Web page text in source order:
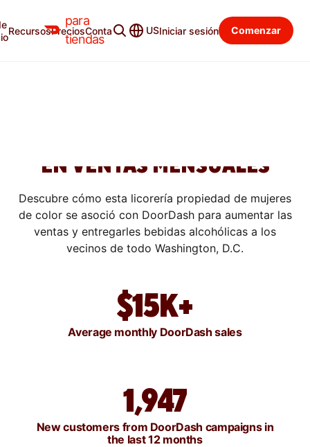
para
tiendas
RecursosPreciosContacto USIniciar sesión Comenzar
SUCCESS STORIES
EN VENTAS MENSUALES
Descubre cómo esta licorería propiedad de mujeres
de color se asoció con DoorDash para aumentar las
ventas y entregarles bebidas alcohólicas a los
vecinos de todo Washington, D.C.
$15K+
Average monthly DoorDash sales
1,947
New customers from DoorDash campaigns in
the last 12 months